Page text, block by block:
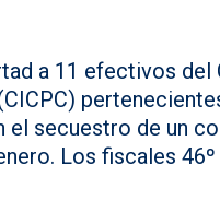
a 11 efectivos del
el secuestro de un
Los fiscales 46º